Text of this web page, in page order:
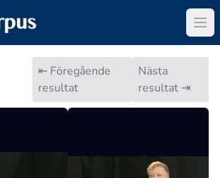
⇤ Föregående
resultat
Nästa
resultat ⇥